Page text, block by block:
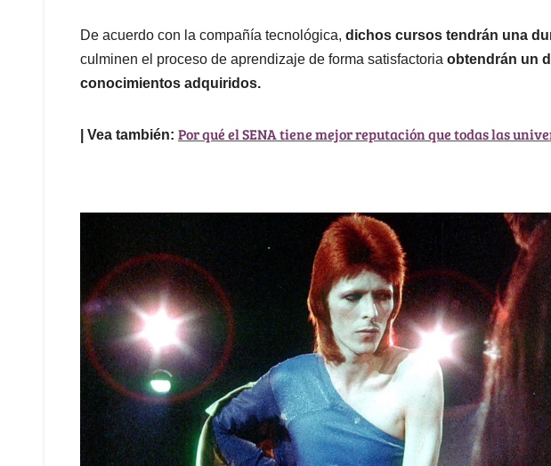
De acuerdo con la compañía tecnológica, dichos cursos tendrán una
culminen el proceso de aprendizaje de forma satisfactoria obtendrán un
conocimientos adquiridos.
| Vea también: Por qué el SENA tiene mejor reputación que todas las